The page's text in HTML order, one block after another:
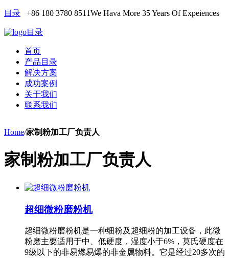
目录 +86 180 3780 8511We Hava More 35 Years Of Expeiences
目录
首页
产品目录
解决方案
成功案例
关于我们
联系我们
Home/家制粉加工厂负责人
家制粉加工厂负责人
超细微粉磨粉机
超细微粉磨粉机是一种细粉及超细粉的加工设备，此微
粉磨主要适用于中、低硬度，湿度小于6%，莫氏硬度在
9级以下的非易燃易爆的非金属物料。它是经过20多次的